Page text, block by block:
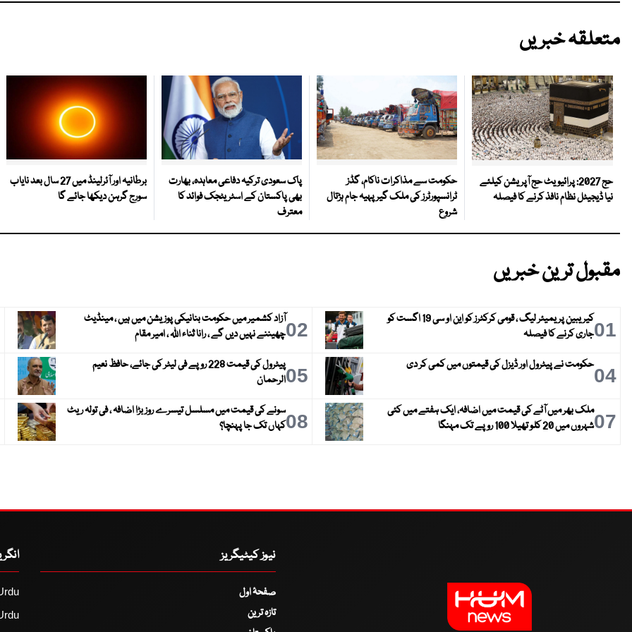
متعلقہ خبریں
حج 2027: پرائیویٹ حج آپریشن کیلئے
نیا ڈیجیٹل نظام نافذ کرنے کا فیصلہ
حکومت سے مذاکرات ناکام، گڈز
ٹرانسپورٹرز کی ملک گیر پہیہ جام ہڑتال
شروع
پاک سعودی ترکیہ دفاعی معاہدہ، بھارت
بھی پاکستان کے اسٹریٹجک فوائد کا
معترف
برطانیہ اور آئرلینڈ میں 27 سال بعد نایاب
سورج گرہن دیکھا جائے گا
مقبول ترین خبریں
01
کیریبین پریمیئر لیگ ، قومی کرکٹرز کو این او سی 19 اگست کو
جاری کرنے کا فیصلہ
02آزاد کشمیر میں حکومت بنانیکی پوزیشن میں ہیں ، مینڈیٹ
چھیننے نہیں دیں گے ، رانا ثناء اللہ ، امیر مقام
04حکومت نے پیٹرول اور ڈیزل کی قیمتوں میں کمی کر دی 05
پیٹرول کی قیمت 228 روپے فی لیٹر کی جائے، حافظ نعیم
الرحمان
07ملک بھر میں آٹے کی قیمت میں اضافہ، ایک ہفتے میں کئی
شہروں میں 20 کلو تھیلا 100 روپے تک مہنگا
08سونے کی قیمت میں مسلسل تیسرے روز بڑا اضافہ ، فی تولہ ریٹ
کہاں تک جا پہنچا؟
نیوز کیٹیگریز
صفحۂ اول
تازہ ترین